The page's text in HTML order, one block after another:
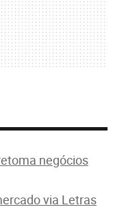
negócios
via Letras